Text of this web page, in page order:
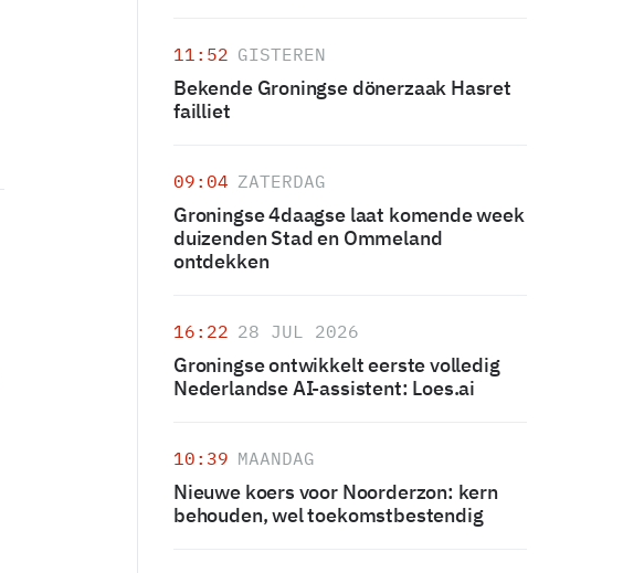
11:52 GISTEREN
Bekende Groningse dönerzaak Hasret
failliet
09:04 ZATERDAG
Groningse 4daagse laat komende week
duizenden Stad en Ommeland
ontdekken
16:22 28 JUL 2026
Groningse ontwikkelt eerste volledig
Nederlandse AI-assistent: Loes.ai
10:39 MAANDAG
Nieuwe koers voor Noorderzon: kern
behouden, wel toekomstbestendig